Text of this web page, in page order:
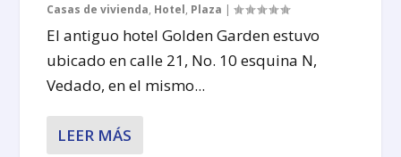
Casas de vivienda, Hotel, Plaza |
El antiguo hotel Golden Garden estuvo
ubicado en calle 21, No. 10 esquina N,
Vedado, en el mismo...
LEER MÁS